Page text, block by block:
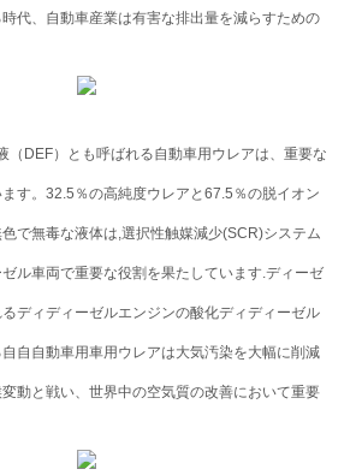
代、自動車産業は有害な排出量を減らすための
（DEF）とも呼ばれる自動車用ウレアは、重要な
す。32.5％の高純度ウレアと67.5％の脱イオン
で無毒な液体は,選択性触媒減少(SCR)システム
ル車両で重要な役割を果たしています.ディーゼ
ディディーゼルエンジンの酸化ディディーゼル
自自動車用車用ウレアは大気汚染を大幅に削減
動と戦い、世界中の空気質の改善において重要